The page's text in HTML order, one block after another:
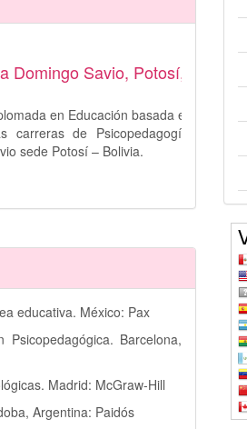
Domingo Savio, Potosí,
en Educación basada en
de Psicopedagogía,
sede Potosí – Bolivia.
educativa. México: Pax
Barcelona,
Madrid: McGraw-Hill
Argentina: Paidós